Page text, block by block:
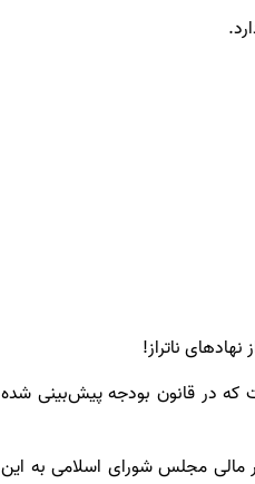
ناتراز!
که در قانون بودجه پیش‌بینی شده
مالی مجلس شورای اسلامی به این